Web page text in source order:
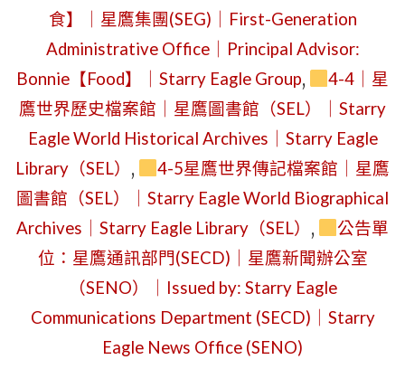
食】｜星鷹集團(SEG)｜First-Generation
Administrative Office｜Principal Advisor:
Bonnie【Food】｜Starry Eagle Group,
4-4｜星
鷹世界歷史檔案館｜星鷹圖書館（SEL）｜Starry
Eagle World Historical Archives｜Starry Eagle
Library（SEL） ,
4-5星鷹世界傳記檔案館｜星鷹
圖書館（SEL）｜Starry Eagle World Biographical
Archives｜Starry Eagle Library（SEL） ,
公告單
位：星鷹通訊部門(SECD)｜星鷹新聞辦公室
（SENO）｜Issued by: Starry Eagle
Communications Department (SECD)｜Starry
Eagle News Office (SENO)